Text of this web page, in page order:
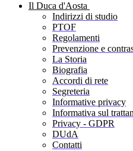
Il Duca d'Aosta
Indirizzi di studio
PTOF
Regolamenti
Prevenzione e
La Storia
Biografia
Accordi di rete
Segreteria
Informative privacy
Informativa sul
Privacy - GDPR
DUdA
Contatti